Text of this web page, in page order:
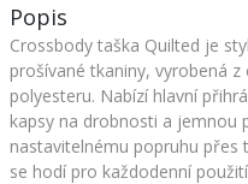
Popis
Crossbody taška Quilted je
prošívané tkaniny, vyrobená
polyesteru. Nabízí hlavní
kapsy na drobnosti a jemnou
nastavitelnému popruhu přes
se hodí pro každodenní